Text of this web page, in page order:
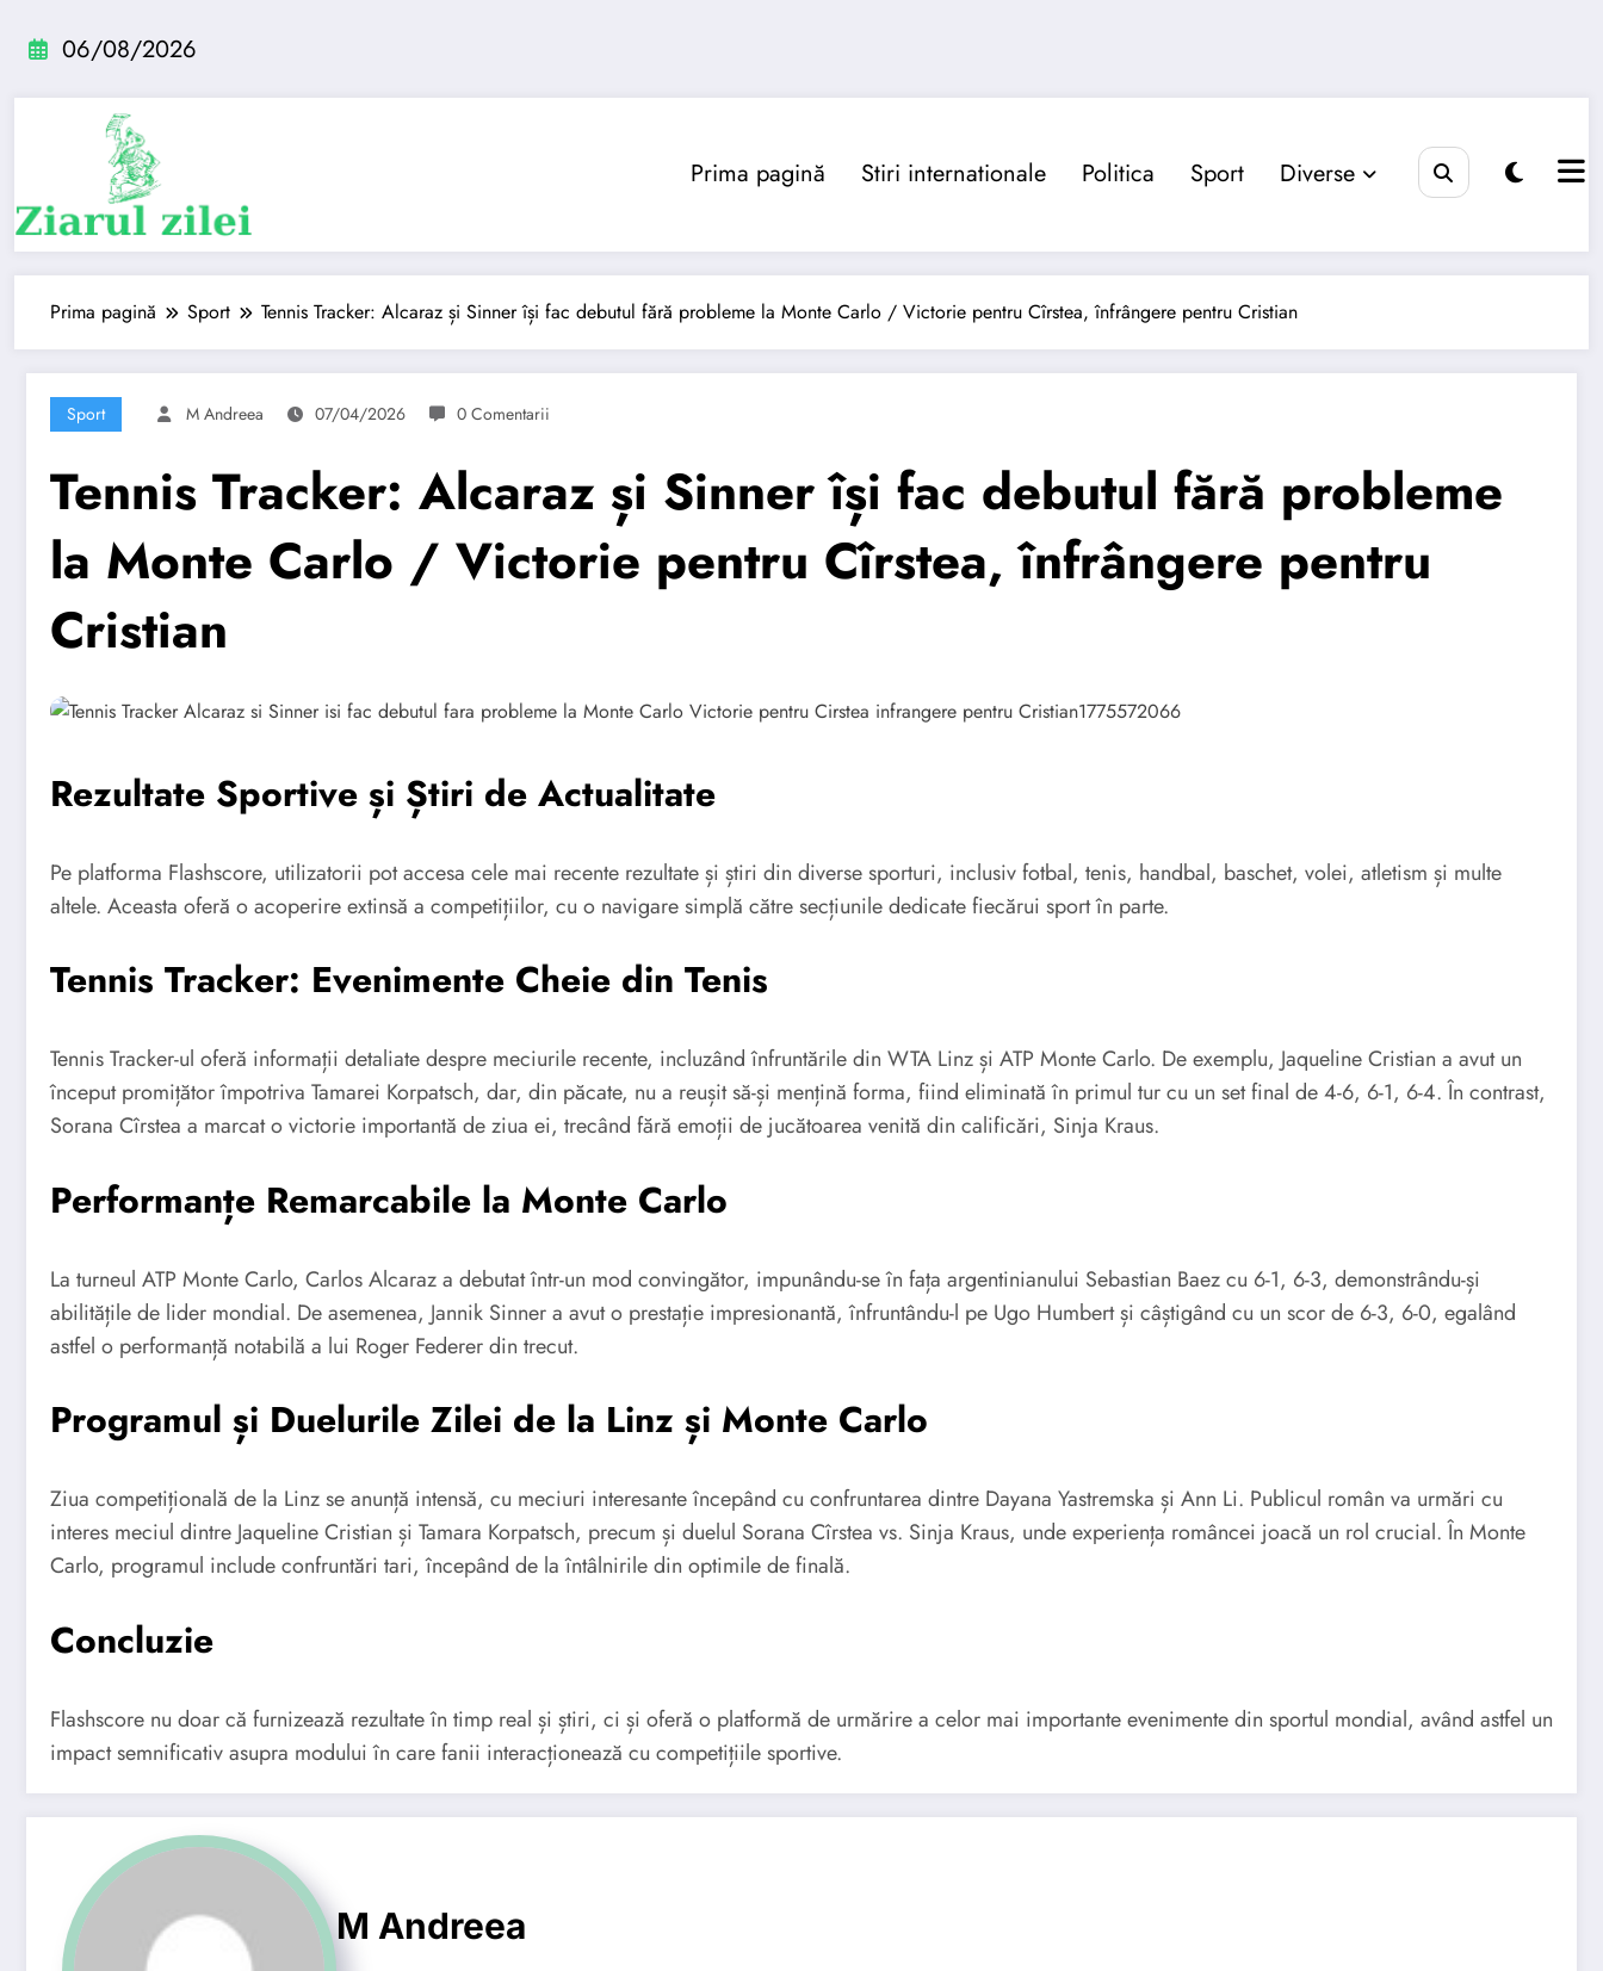
06/08/2026
Prima pagină Stiri internationale Politica Sport Diverse
Prima pagină Sport Tennis Tracker: Alcaraz și Sinner își fac debutul fără probleme la Monte Carlo / Victorie pentru Cîrstea, înfrângere pentru Cristian
Sport M Andreea 07/04/2026 0 Comentarii
Tennis Tracker: Alcaraz și Sinner își fac debutul fără probleme
la Monte Carlo / Victorie pentru Cîrstea, înfrângere pentru
Cristian
Rezultate Sportive și Știri de Actualitate
Pe platforma Flashscore, utilizatorii pot accesa cele mai recente rezultate și știri din diverse sporturi, inclusiv fotbal, tenis, handbal, baschet, volei, atletism și multe
altele. Aceasta oferă o acoperire extinsă a competițiilor, cu o navigare simplă către secțiunile dedicate fiecărui sport în parte.
Tennis Tracker: Evenimente Cheie din Tenis
Tennis Tracker-ul oferă informații detaliate despre meciurile recente, incluzând înfruntările din WTA Linz și ATP Monte Carlo. De exemplu, Jaqueline Cristian a avut un
început promițător împotriva Tamarei Korpatsch, dar, din păcate, nu a reușit să-și mențină forma, fiind eliminată în primul tur cu un set final de 4-6, 6-1, 6-4. În contrast,
Sorana Cîrstea a marcat o victorie importantă de ziua ei, trecând fără emoții de jucătoarea venită din calificări, Sinja Kraus.
Performanțe Remarcabile la Monte Carlo
La turneul ATP Monte Carlo, Carlos Alcaraz a debutat într-un mod convingător, impunându-se în fața argentinianului Sebastian Baez cu 6-1, 6-3, demonstrându-și
abilitățile de lider mondial. De asemenea, Jannik Sinner a avut o prestație impresionantă, înfruntându-l pe Ugo Humbert și câștigând cu un scor de 6-3, 6-0, egalând
astfel o performanță notabilă a lui Roger Federer din trecut.
Programul și Duelurile Zilei de la Linz și Monte Carlo
Ziua competițională de la Linz se anunță intensă, cu meciuri interesante începând cu confruntarea dintre Dayana Yastremska și Ann Li. Publicul român va urmări cu
interes meciul dintre Jaqueline Cristian și Tamara Korpatsch, precum și duelul Sorana Cîrstea vs. Sinja Kraus, unde experiența româncei joacă un rol crucial. În Monte
Carlo, programul include confruntări tari, începând de la întâlnirile din optimile de finală.
Concluzie
Flashscore nu doar că furnizează rezultate în timp real și știri, ci și oferă o platformă de urmărire a celor mai importante evenimente din sportul mondial, având astfel un
impact semnificativ asupra modului în care fanii interacționează cu competițiile sportive.
M Andreea